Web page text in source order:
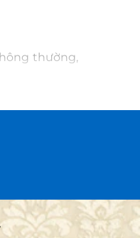
thường,
mộ có thể
mộ.
hoặc ngay